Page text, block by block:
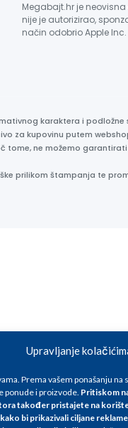
Upravljanje
Prema vašem ponašanju
ponude i proizvode. Pritiskom
također pristajete na
bi prikazivali ciljane
Megabajt.hr je
nije je autorizirao,
način odobrio Apple Inc.
karaktera i podložne
za kupovinu putem
tome, ne možemo garantirati
prilikom štampanja te